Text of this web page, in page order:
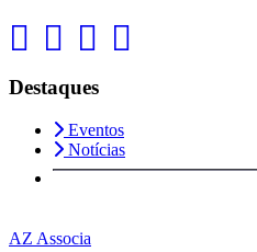
Destaques
Eventos
Notícias
AZ Associa